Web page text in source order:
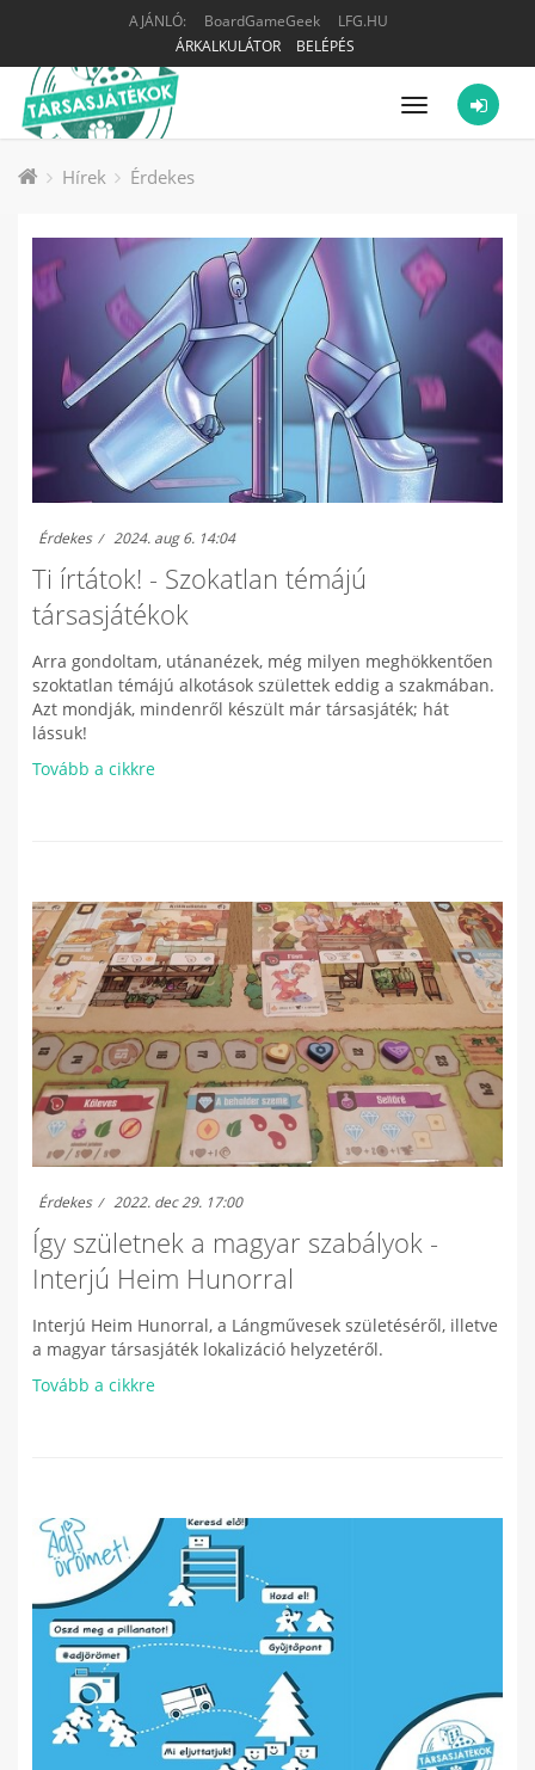
AJÁNLÓ: BoardGameGeek
LFG.HU
ÁRKALKULÁTOR
BELÉPÉS
Menü
Hírek Érdekes
Érdekes 2024. aug 6. 14:04
Ti írtátok! - Szokatlan témájú
társasjátékok
Arra gondoltam, utánanézek, még milyen meghökkentően
szoktatlan témájú alkotások születtek eddig a szakmában.
Azt mondják, mindenről készült már társasjáték; hát
lássuk!
Tovább a cikkre
Érdekes 2022. dec 29. 17:00
Így születnek a magyar szabályok -
Interjú Heim Hunorral
Interjú Heim Hunorral, a Lángművesek születéséről, illetve
a magyar társasjáték lokalizáció helyzetéről.
Tovább a cikkre